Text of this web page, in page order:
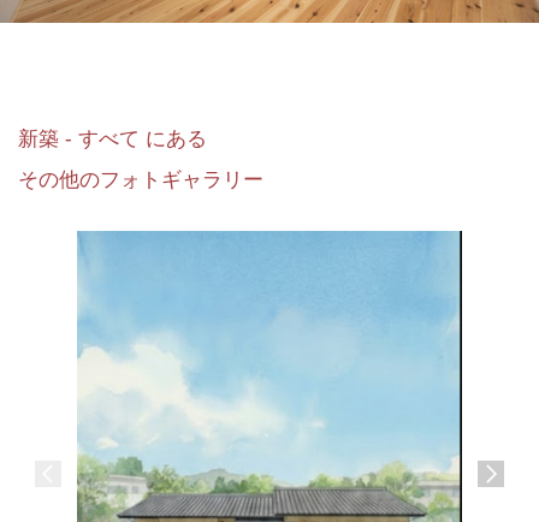
新築 - すべて にある
その他のフォトギャラリー